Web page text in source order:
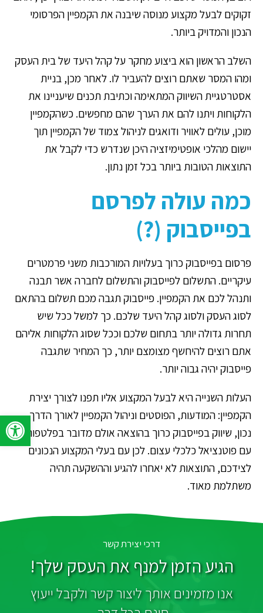
זקוקים לבעל מקצוע מנוסה שיבנה את הקמפיין הפרסומי
הנכון והמדויק ביותר.
השלב הראשון הוא ביצוע מחקר על קהל היעד של בית העסק
ומהו המסר שאתם רוצים להעביר לו. לאחר מכן, בניית
אסטרטגיית השיווק המתאימה וכתיבת תכנים שיעניינו את
הלקוחות ויתנו להם את הערך שהם מחפשים. כשהקמפיין
מוכן, עולים לאוויר ודואגים לניהול צמוד של הקמפיין תוך
יישום מהלכי אופטימיזציה היכן שנדרש כדי לקבל את
התוצאות הטובות ביותר בכל זמן נתון.
כמה עולה לפרסם
בפייסבוק (?)
פרסום בפייסבוק כרוך בעלויות המורכבות משני פרמטרים
עיקריים. התשלום לפייסבוק והתשלום לחברה אשר תבנה
ותנהל לכם את הקמפיין. פייסבוק תגבה מכם תשלום בהתאם
לסוג העסק ולסוג קהל היעד שלכם. כך למשל ככל שיש
תחרות גדולה יותר בתחום שלכם וככל שסוג הלקוחות אליהם
אתם רוצים להיחשף מצומצם יותר, כך המחיר שתגבה
פייסבוק יהיה גבוה יותר.
העלות השנייה היא לבעל המקצוע אליו תפנו לצורך יצירת
הקמפיין: המודעות, הפוסטים וניהול הקמפיין לאורך הדרך.
נכון, שיווק בפייסבוק כרוך בהוצאה אולם מדובר בפלטפורמה
עם פוטנציאל כלכלי עצום. לכן עם בעלי המקצוע הנכונים
לצידכם, התוצאות לא יאחרו להגיע וההשקעה תהיה
משתלמת מאוד.
דרכי יצירת קשר
הגיע הזמן למנף את העסק שלך!
אנו מזמינים אותך ליצור קשר ולקבל ייעוץ
פתח